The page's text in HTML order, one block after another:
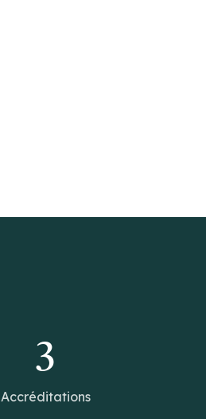
3
Accréditations